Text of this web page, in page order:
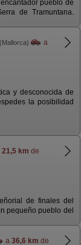
pueblo de
de Tramuntana.
(Mallorca)
a
y desconocida de
la posibilidad
21,5 km de
de finales del
pequeño pueblo del
a 36,6 km de